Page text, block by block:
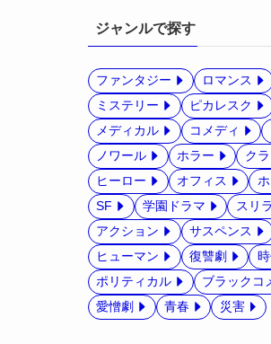
ジャンルで探す
ファンタジー
ロマンス
ミステリー
ピカレスク
メディカル
コメディ
ノワール
ホラー
ク
ヒーロー
オフィス
SF
学園ドラマ
スリ
アクション
サスペンス
ヒューマン
復讐劇
ポリティカル
ブラックコ
愛憎劇
青春 災害